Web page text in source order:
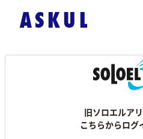
旧ソロエルア
こちらからログ